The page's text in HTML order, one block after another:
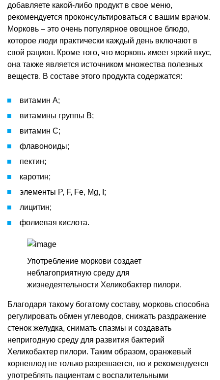
добавляете какой-либо продукт в свое меню,
рекомендуется проконсультироваться с вашим врачом.
Морковь – это очень популярное овощное блюдо,
которое люди практически каждый день включают в
свой рацион. Кроме того, что морковь имеет яркий вкус,
она также является источником множества полезных
веществ. В составе этого продукта содержатся:
витамин A;
витамины группы B;
витамин C;
флавоноиды;
пектин;
каротин;
элементы P, F, Fe, Mg, I;
лицитин;
фолиевая кислота.
Употребление моркови создает
неблагоприятную среду для
жизнедеятельности Хеликобактер пилори.
Благодаря такому богатому составу, морковь способна
регулировать обмен углеводов, снижать раздражение
стенок желудка, снимать спазмы и создавать
непригодную среду для развития бактерий
Хеликобактер пилори. Таким образом, оранжевый
корнеплод не только разрешается, но и рекомендуется
употреблять пациентам с воспалительными